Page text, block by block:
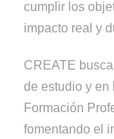
cumplir los
impacto real y
CREATE
de estudio y en
Formación
fomentando el